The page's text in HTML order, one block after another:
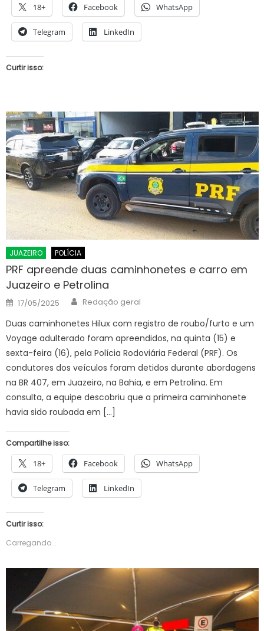
18+ Facebook WhatsApp
Telegram LinkedIn
Curtir isso:
JUAZEIRO POLÍCIA
PRF apreende duas caminhonetes e carro em
Juazeiro e Petrolina
Posted
on
17/05/2025 Author
Redação geral
Duas caminhonetes Hilux com registro de roubo/furto e um
Voyage adulterado foram apreendidos, na quinta (15) e
sexta-feira (16), pela Polícia Rodoviária Federal (PRF). Os
condutores dos veículos foram detidos durante abordagens
na BR 407, em Juazeiro, na Bahia, e em Petrolina. Em
consulta, a equipe descobriu que a primeira caminhonete
havia sido roubada em […]
Compartilhe isso:
18+ Facebook WhatsApp
Telegram LinkedIn
Curtir isso:
Carregando...